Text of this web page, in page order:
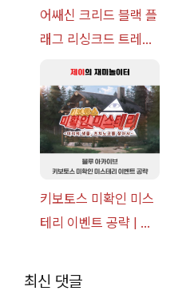
어쌔신 크리드 블랙 플
래그 리싱크드 트레이
v1.0+] 다운로드
키보토스 미확인 미스
테리 이벤트 공략 | 블
최신 댓글